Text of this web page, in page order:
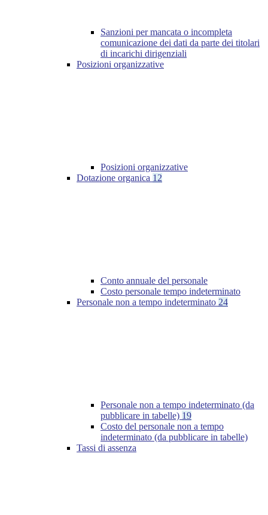
Sanzioni per mancata o incompleta
comunicazione dei dati da parte dei titolari
di incarichi dirigenziali
Posizioni organizzative
Posizioni organizzative
Dotazione organica 12
Conto annuale del personale
Costo personale tempo indeterminato
Personale non a tempo indeterminato 24
Personale non a tempo indeterminato (da
pubblicare in tabelle) 19
Costo del personale non a tempo
indeterminato (da pubblicare in tabelle)
Tassi di assenza